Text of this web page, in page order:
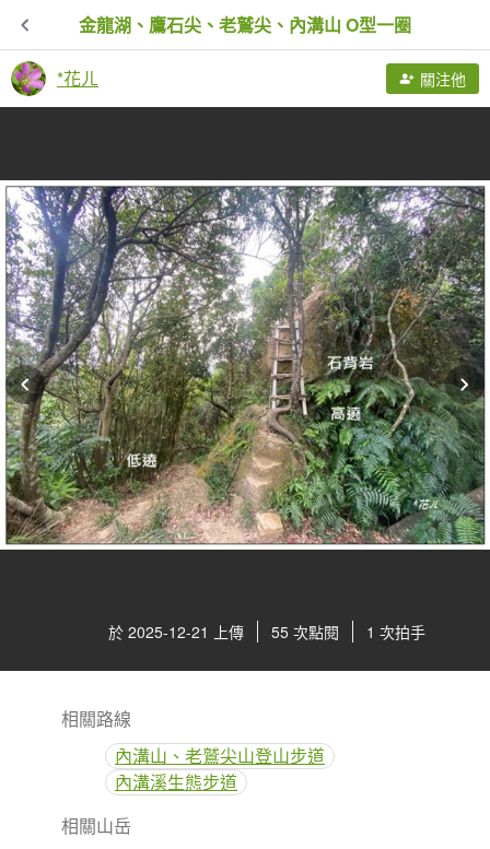
金龍湖、鷹石尖、老鷲尖、內溝山 O型一圈
*花ㄦ 關注他
於 2025-12-21 上傳 55 次點閱 1 次拍手
相關路線
內溝山、老鷲尖山登山步道
內溝溪生態步道
相關山岳